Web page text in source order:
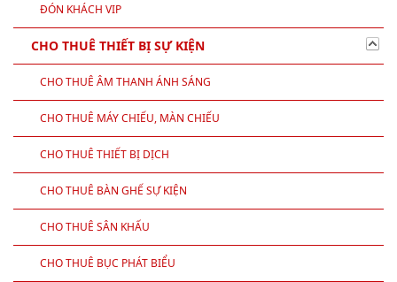
ĐÓN KHÁCH VIP
CHO THUÊ THIẾT BỊ SỰ KIỆN
CHO THUÊ ÂM THANH ÁNH SÁNG
CHO THUÊ MÁY CHIẾU, MÀN CHIẾU
CHO THUÊ THIẾT BỊ DỊCH
CHO THUÊ BÀN GHẾ SỰ KIỆN
CHO THUÊ SÂN KHẤU
CHO THUÊ BỤC PHÁT BIỂU